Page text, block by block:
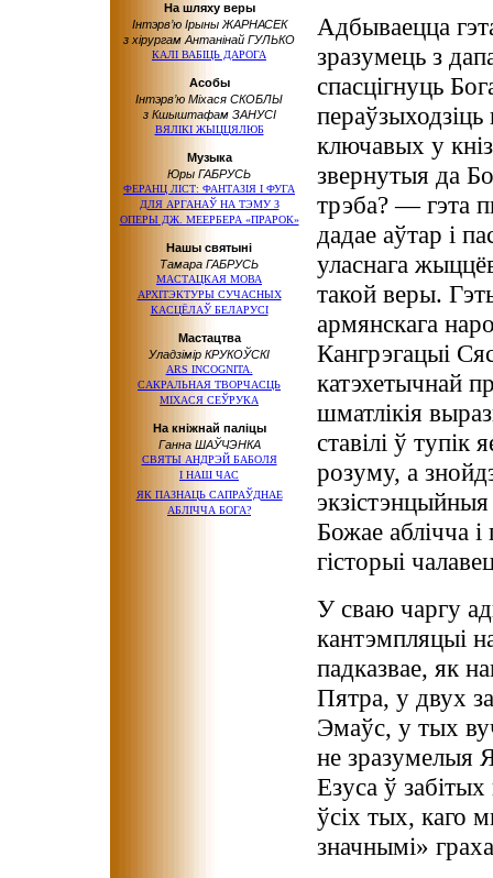
На шляху веры
Інтэрв’ю Iрыны ЖАРНАСЕК
з хірургам Антанінай ГУЛЬКО
КАЛІ ВАБІЦЬ ДАРОГА
Асобы
Інтэрв’ю Міхася СКОБЛЫ
з Кшыштафам ЗАНУСІ
ВЯЛІКІ ЖЫЦЦЯЛЮБ
Музыка
Юры ГАБРУСЬ
ФЕРАНЦ ЛІСТ: ФАНТАЗІЯ І ФУГА
ДЛЯ АРГАНАЎ НА ТЭМУ З
ОПЕРЫ ДЖ. МЕЕРБЕРА «ПРАРОК»
Нашы святыні
Тамара ГАБРУСЬ
МАСТАЦКАЯ МОВА
АРХІТЭКТУРЫ СУЧАСНЫХ
КАСЦЁЛАЎ БЕЛАРУСІ
Мастацтва
Уладзімір КРУКОЎСКІ
ARS INCOGNITA.
САКРАЛЬНАЯ ТВОРЧАСЦЬ
МІХАСЯ СЕЎРУКА
На кніжнай паліцы
Ганна ШАЎЧЭНКА
СВЯТЫ АНДРЭЙ БАБОЛЯ
І НАШ ЧАС
ЯК ПАЗНАЦЬ САПРАЎДНАЕ
АБЛІЧЧА БОГА?
Адбываецца
зразумець з
спасцігнуць
ключавых у
звернутыя да
трэба? — гэта
дадае аўтар і
уласнага
такой веры.
армянскага
Кангрэгацыі
катэхетычнай
шматлікія
ставілі ў тупік
розуму, а
Божае аблічча
гісторыі
У сваю чаргу
кантэмпляцыі
падказвае, як
Пятра, у двух
Эмаўс, у тых
не зразумелыя
Езуса ў
ўсіх тых, каго
значнымі»